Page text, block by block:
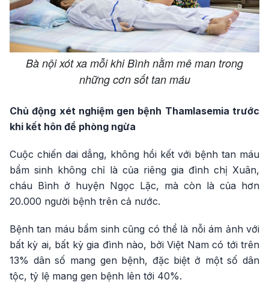
Bà nội xót xa mỗi khi Bình nằm mê man trong
những cơn sốt tan máu
Chủ động xét nghiệm gen bệnh Thamlasemia trước
khi kết hôn để phòng ngừa
Cuộc chiến dai dẳng, không hồi kết với bệnh tan máu
bẩm sinh không chỉ là của riêng gia đình chị Xuân,
cháu Bình ở huyện Ngọc Lặc, mà còn là của hơn
20.000 người bệnh trên cả nước.
Bệnh tan máu bẩm sinh cũng có thể là nỗi ám ảnh với
bất kỳ ai, bất kỳ gia đình nào, bởi Việt Nam có tới trên
13% dân số mang gen bệnh, đặc biệt ở một số dân
tộc, tỷ lệ mang gen bệnh lên tới 40%.